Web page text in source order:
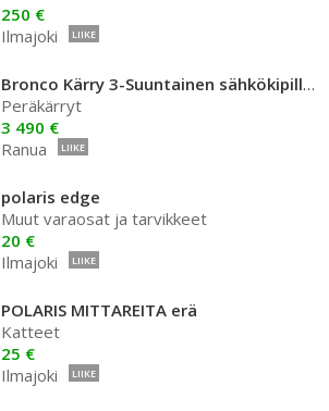
250 €
Ilmajoki
LIIKE
Bronco Kärry 3-Suuntainen sähkökipillä MAX.
Peräkärryt
3 490 €
Ranua
LIIKE
polaris edge
Muut varaosat ja tarvikkeet
20 €
Ilmajoki
LIIKE
POLARIS MITTAREITA erä
Katteet
25 €
Ilmajoki
LIIKE